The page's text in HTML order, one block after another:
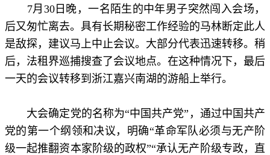
7月30日晚，一名陌生的中年男子突然闯入会场，
后又匆忙离去。具有长期秘密工作经验的马林断定此人
是敌探，建议马上中止会议。大部分代表迅速转移。稍
后，法租界巡捕搜查了会议地点。在这种情况下，最后
一天的会议转移到浙江嘉兴南湖的游船上举行。
大会确定党的名称为“中国共产党”，通过中国共产
党的第一个纲领和决议，明确“革命军队必须与无产阶
级一起推翻资本家阶级的政权”“承认无产阶级专政，直